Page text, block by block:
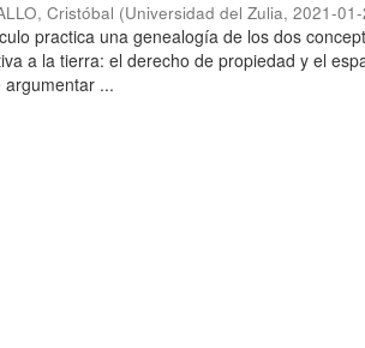
Cristóbal (Universidad del Zulia,2021-
practica una genealogía de los dos
a la tierra: el derecho de propiedad y el
argumentar ...